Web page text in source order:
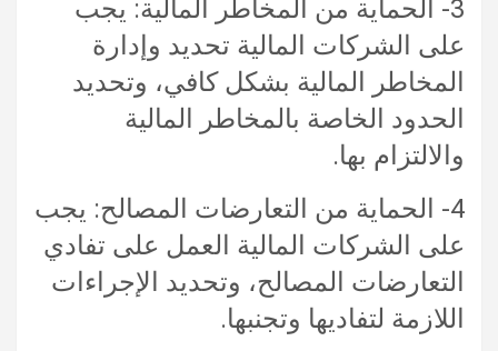
3- الحماية من المخاطر المالية: يجب
على الشركات المالية تحديد وإدارة
المخاطر المالية بشكل كافي، وتحديد
الحدود الخاصة بالمخاطر المالية
والالتزام بها.
4- الحماية من التعارضات المصالح: يجب
على الشركات المالية العمل على تفادي
التعارضات المصالح، وتحديد الإجراءات
اللازمة لتفاديها وتجنبها.